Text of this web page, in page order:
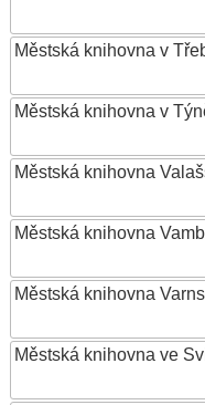
Městská knihovna v
Městská knihovna v
Městská knihovna
Městská knihovna
Městská knihovna
Městská knihovna ve